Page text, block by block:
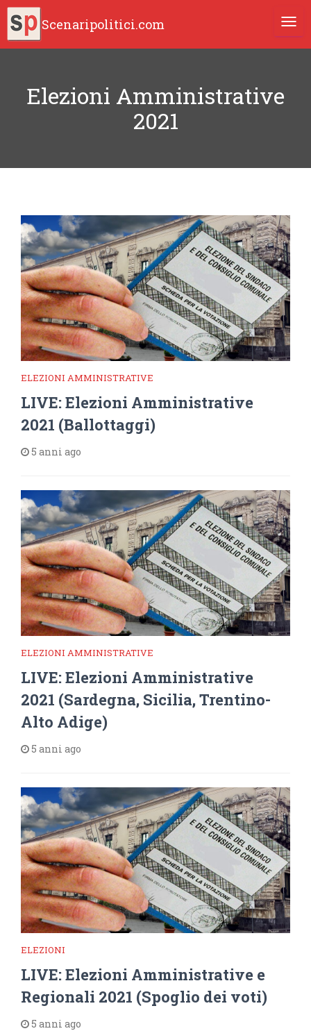
Scenaripolitici.com
Elezioni Amministrative
2021
ELEZIONI AMMINISTRATIVE
LIVE: Elezioni Amministrative
2021 (Ballottaggi)
5 anni ago
ELEZIONI AMMINISTRATIVE
LIVE: Elezioni Amministrative
2021 (Sardegna, Sicilia, Trentino-
Alto Adige)
5 anni ago
ELEZIONI
LIVE: Elezioni Amministrative e
Regionali 2021 (Spoglio dei voti)
5 anni ago